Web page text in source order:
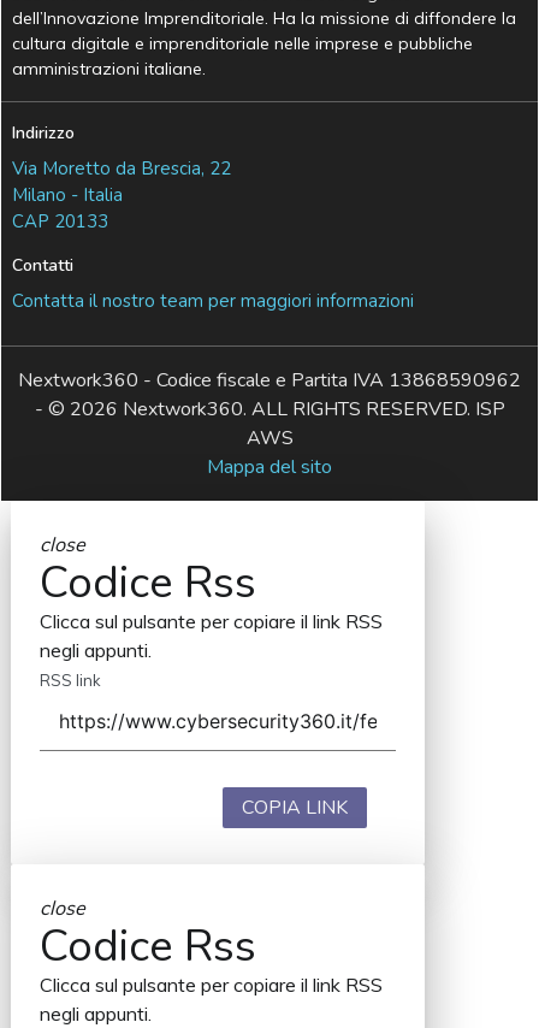
dell’Innovazione Imprenditoriale. Ha la missione di diffondere la
cultura digitale e imprenditoriale nelle imprese e pubbliche
amministrazioni italiane.
Indirizzo
Via Moretto da Brescia, 22
Milano - Italia
CAP 20133
Contatti
Contatta il nostro team per maggiori informazioni
Nextwork360 - Codice fiscale e Partita IVA 13868590962
- © 2026 Nextwork360. ALL RIGHTS RESERVED. ISP
AWS
Mappa del sito
close
Codice Rss
Clicca sul pulsante per copiare il link RSS
negli appunti.
RSS link
COPIA LINK
close
Codice Rss
Clicca sul pulsante per copiare il link RSS
negli appunti.